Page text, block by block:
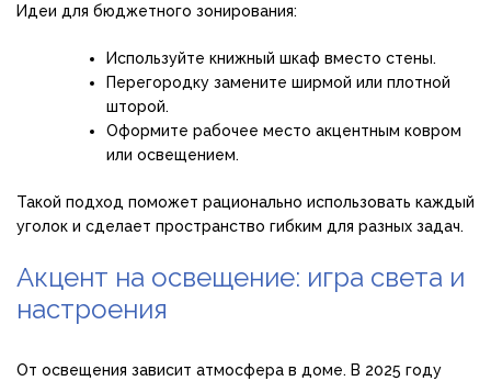
Идеи для бюджетного зонирования:
Используйте книжный шкаф вместо стены.
Перегородку замените ширмой или плотной
шторой.
Оформите рабочее место акцентным ковром
или освещением.
Такой подход поможет рационально использовать каждый
уголок и сделает пространство гибким для разных задач.
Акцент на освещение: игра света и
настроения
От освещения зависит атмосфера в доме. В 2025 году